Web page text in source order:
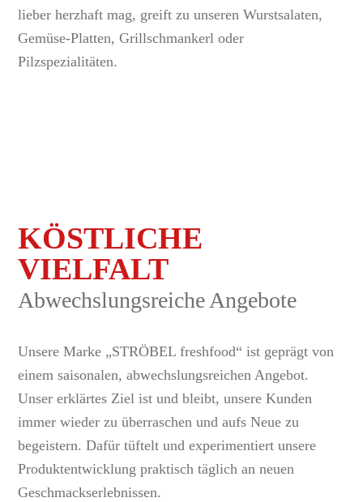
lieber herzhaft mag, greift zu unseren Wurstsalaten,
Gemüse-Platten, Grillschmankerl oder
Pilzspezialitäten.
KÖSTLICHE
VIELFALT
Abwechslungsreiche Angebote
Unsere Marke „STRÖBEL freshfood“ ist geprägt von
einem saisonalen, abwechslungsreichen Angebot.
Unser erklärtes Ziel ist und bleibt, unsere Kunden
immer wieder zu überraschen und aufs Neue zu
begeistern. Dafür tüftelt und experimentiert unsere
Produktentwicklung praktisch täglich an neuen
Geschmackserlebnissen.